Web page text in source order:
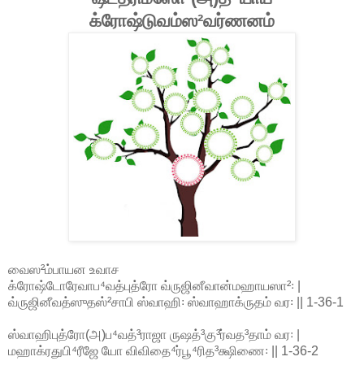
க்ரோஷ்டுவம்ஸ²வர்ணனம்
வைஸ²ம்பாயன உவாச
க்ரோஷ்டோரேவாப⁴வத்புத்ரோ வ்ருஜினீவான்மஹாயஸா²꞉ |
வ்ருஜினீவத்ஸுதஸ்²சாபி ஸ்வாஹி꞉ ஸ்வாஹாக்ருதம் வர꞉ || 1-36-1
ஸ்வாஹிபுத்ரோ(அ)ப⁴வத்³ராஜா ருஷத்³கு³ர்வத³தாம் வர꞉ |
மஹாக்ரதுபி⁴ரீஜே யோ விவிதை⁴ர்பூ⁴ரித³க்ஷிணை꞉ || 1-36-2